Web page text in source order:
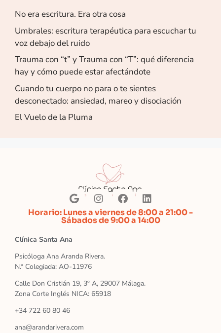
No era escritura. Era otra cosa
Umbrales: escritura terapéutica para escuchar tu
voz debajo del ruido
Trauma con “t” y Trauma con “T”: qué diferencia
hay y cómo puede estar afectándote
Cuando tu cuerpo no para o te sientes
desconectado: ansiedad, mareo y disociación
El Vuelo de la Pluma
Horario: Lunes a viernes de 8:00 a 21:00 -
Sábados de 9:00 a 14:00
Clínica Santa Ana
Psicóloga Ana Aranda Rivera.
N.º Colegiada: AO-11976
Calle Don Cristián 19, 3º A, 29007 Málaga.
Zona Corte Inglés NICA: 65918
+34 722 60 80 46
ana@arandarivera.com